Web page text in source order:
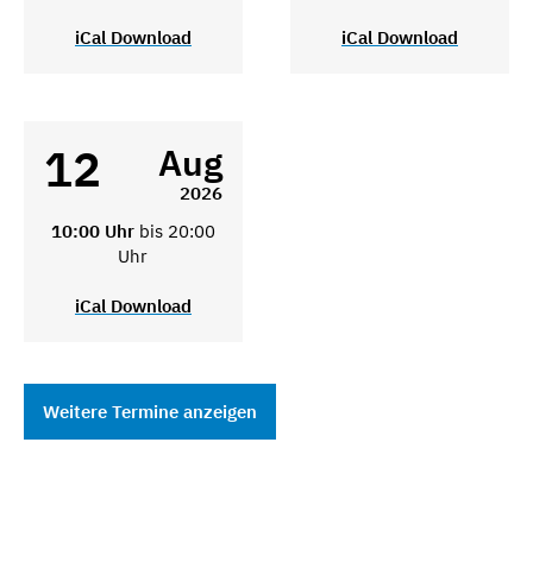
iCal Download iCal Download
12 Aug
2026
10:00 Uhr bis 20:00
Uhr
iCal Download
Weitere Termine anzeigen